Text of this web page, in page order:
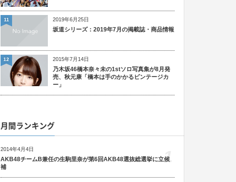
2019年6月25日
坂道シリーズ：2019年7月の掲載誌・商品情報
11
2015年7月14日
乃木坂46橋本奈々未の1stソロ写真集が8月発
売、秋元康「橋本は手のかかるビンテージカ
ー」
12
月間ランキング
2014年4月4日
AKB48チームB兼任の生駒里奈が第6回AKB48選抜総選挙に立候
補
1